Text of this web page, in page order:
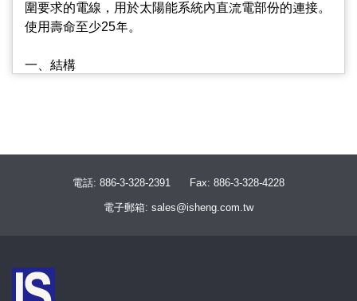
圍要求的電線，用於太陽能系統內直流電部份的連接。
使用壽命至少25年。
一、結構
額定電壓：交流01.0/1.0 kV；直流1.5kV
彎曲半徑：4xD(mm)，固定安裝D：線纜外徑
電話: 886-3-328-2391 Fax: 886-3-328-4228
電子郵箱: sales@isheng.com.tw